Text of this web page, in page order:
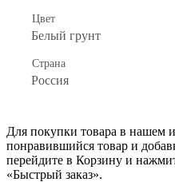
Цвет
Белый грунт
Страна
Россия
Для покупки товара в нашем
понравившийся товар и
перейдите в Корзину и
«Быстрый заказ».